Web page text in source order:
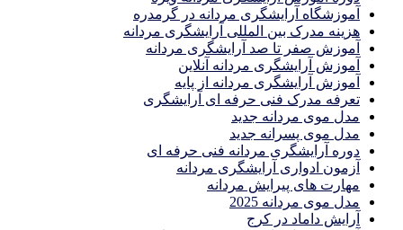
آموزشگاه آرایشگری مردانه در گرمدره
هزینه مدرک بین المللی آرایشگری مردانه
آموزش صفر تا صد آرایشگری مردانه
آموزش آرایشگری مردانه آنلاین
آموزش آرایشگری مردانه از پایه
تعرفه مدرک فنی حرفه ای آرایشگری
مدل موی مردانه جدید
مدل موی پسرانه جدید
دوره آرایشگری مردانه فنی حرفه ای
آزمون ادواری آرایشگری مردانه
مهارت های پیرایش مردانه
مدل موی مردانه 2025
آرایش داماد در کرج